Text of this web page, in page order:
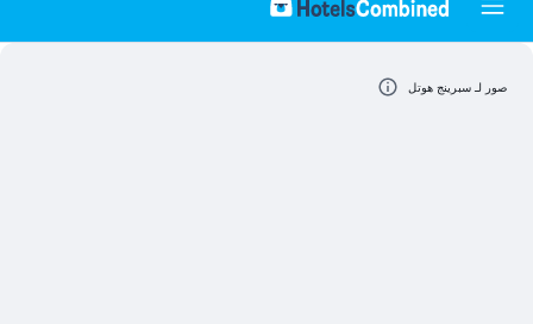
صور لـ سبرينج هوتل